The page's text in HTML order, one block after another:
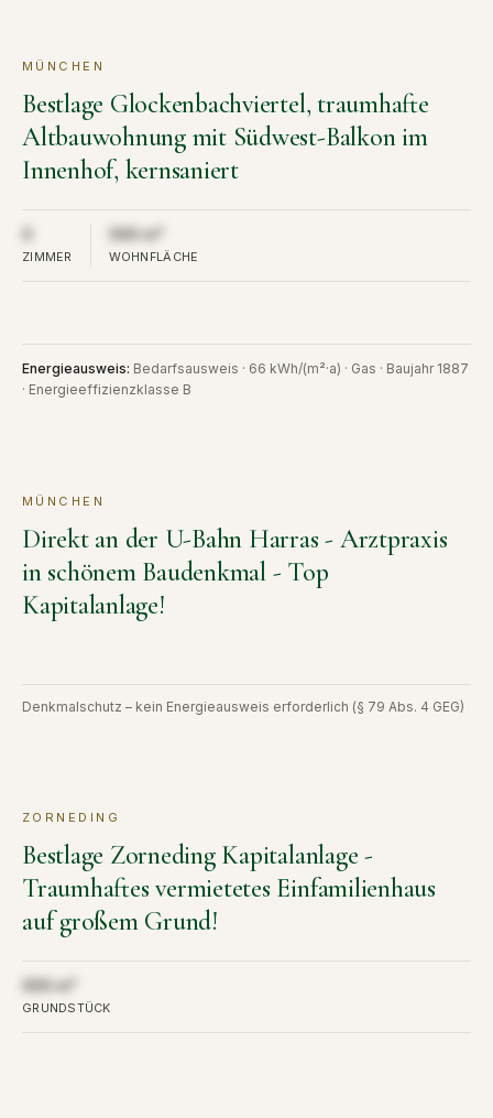
KAUF
MÜNCHEN
Bestlage Glockenbachviertel, traumhafte
Altbauwohnung mit Südwest-Balkon im
Innenhof, kernsaniert
Aus Diskretion nicht öffentlich
ZIMMER
000 m²
WOHNFLÄCHE
Energieausweis: Bedarfsausweis · 66 kWh/(m²·a) · Gas · Baujahr 1887
· Energieeffizienzklasse B
KAUF
MÜNCHEN
Direkt an der U-Bahn Harras - Arztpraxis
in schönem Baudenkmal - Top
Kapitalanlage!
Denkmalschutz – kein Energieausweis erforderlich (§ 79 Abs. 4 GEG)
KAUF
ZORNEDING
Bestlage Zorneding Kapitalanlage -
Traumhaftes vermietetes Einfamilienhaus
auf großem Grund!
000 m²
GRUNDSTÜCK